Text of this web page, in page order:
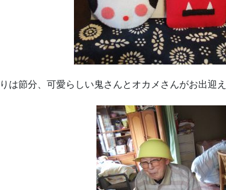
は節分、可愛らしい鬼さんとオカメさんがお出迎